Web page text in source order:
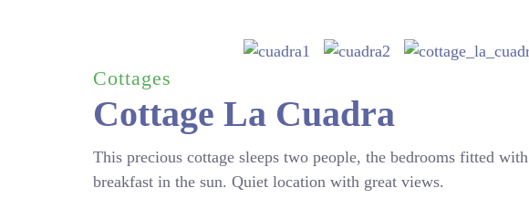
Cottage La Cuadra
Cottages
This precious cottage sleeps two people, the bedrooms fitted
breakfast in the sun. Quiet location with great views.